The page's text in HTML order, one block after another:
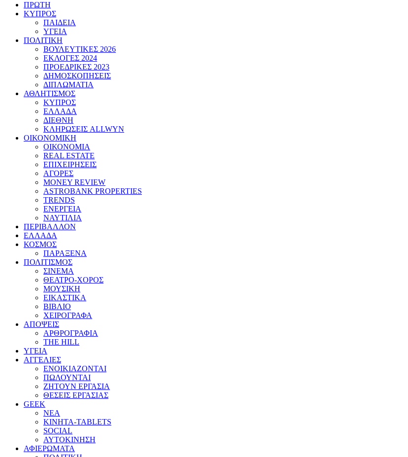
ΠΡΩΤΗ
ΚΥΠΡΟΣ
ΠΑΙΔΕΙΑ
ΥΓΕΙΑ
ΠΟΛΙΤΙΚΗ
ΒΟΥΛΕΥΤΙΚΕΣ 2026
ΕΚΛΟΓΕΣ 2024
ΠΡΟΕΔΡΙΚΕΣ 2023
ΔΗΜΟΣΚΟΠΗΣΕΙΣ
ΔΙΠΛΩΜΑΤΙΑ
ΑΘΛΗΤΙΣΜΟΣ
ΚΥΠΡΟΣ
ΕΛΛΑΔΑ
ΔΙΕΘΝΗ
ΚΛΗΡΩΣΕΙΣ ALLWYN
ΟΙΚΟΝΟΜΙΚΗ
ΟΙΚΟΝΟΜΙΑ
REAL ESTATE
ΕΠΙΧΕΙΡΗΣΕΙΣ
ΑΓΟΡΕΣ
MONEY REVIEW
ASTROBANK PROPERTIES
TRENDS
ΕΝΕΡΓΕΙΑ
ΝΑΥΤΙΛΙΑ
ΠΕΡΙΒΑΛΛΟΝ
ΕΛΛΑΔΑ
ΚΟΣΜΟΣ
ΠΑΡΑΞΕΝΑ
ΠΟΛΙΤΙΣΜΟΣ
ΣΙΝΕΜΑ
ΘΕΑΤΡΟ-ΧΟΡΟΣ
ΜΟΥΣΙΚΗ
ΕΙΚΑΣΤΙΚΑ
ΒΙΒΛΙΟ
ΧΕΙΡΟΓΡΑΦΑ
ΑΠΟΨΕΙΣ
ΑΡΘΡΟΓΡΑΦΙΑ
THE HILL
ΥΓΕΙΑ
ΑΓΓΕΛΙΕΣ
ΕΝΟΙΚΙΑΖΟΝΤΑΙ
ΠΩΛΟΥΝΤΑΙ
ΖΗΤΟΥΝ ΕΡΓΑΣΙΑ
ΘΕΣΕΙΣ ΕΡΓΑΣΙΑΣ
GEEK
ΝΕΑ
ΚΙΝΗΤΑ-TABLETS
SOCIAL
ΑΥΤΟΚΙΝΗΣΗ
ΑΦΙΕΡΩΜΑΤΑ